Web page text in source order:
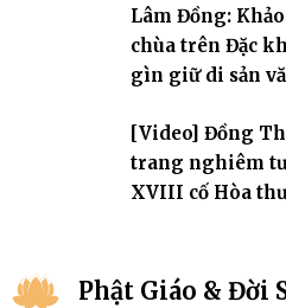
Lâm Đồng:
chùa trên Đặc
gìn giữ di sản
[Video] Đồng
trang nghiêm
XVIII cố Hòa
Phật Giáo & Đời